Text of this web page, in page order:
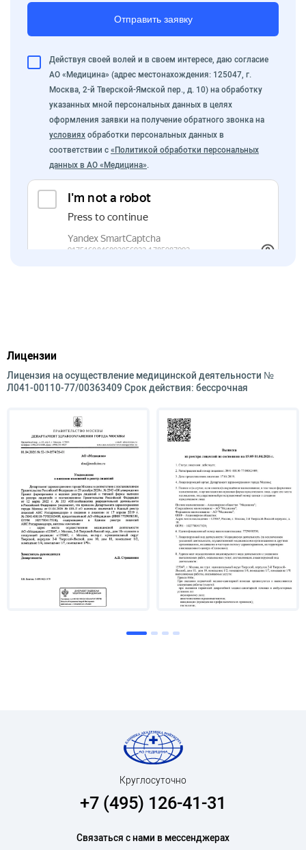
Отправить заявку
Действуя своей волей и в своем интересе, даю согласие
АО «Медицина» (адрес местонахождения: 125047, г.
Москва, 2-й Тверской-Ямской пер., д. 10) на обработку
указанных мной персональных данных в целях
оформления заявки на получение обратного звонка на
условиях обработки персональных данных в
соответствии с «Политикой обработки персональных
данных в АО «Медицина».
Лицензии
Лицензия на осуществление медицинской деятельности №
Л041-00110-77/00363409 Срок действия: бессрочная
Круглосуточно
+7 (495) 126-41-31
Связаться с нами в мессенджерах